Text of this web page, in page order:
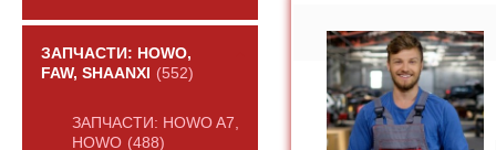
ЗАПЧАСТИ: HOWO,
FAW, SHAANXI
(552)
ЗАПЧАСТИ: HOWO A7,
HOWO (488)